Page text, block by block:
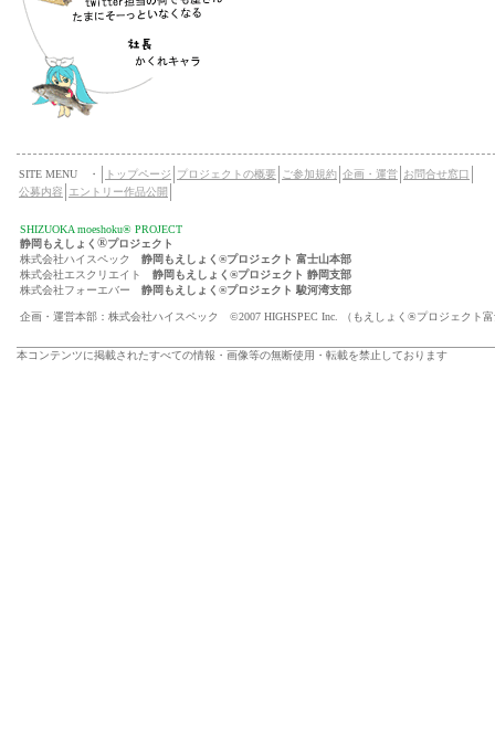
SITE MENU ・ トップページ プロジェクトの概要 ご参加規約 企画・運営 お問合せ窓口
公募内容
エントリー作品公開
SHIZUOKA moeshoku® PROJECT
静岡もえしょく ®プロジェクト
株式会社ハイスペック 静岡もえしょく®プロジェクト 富士山本部
株式会社エスクリエイト 静岡もえしょく®プロジェクト 静岡支部
株式会社フォーエバー 静岡もえしょく®プロジェクト 駿河湾支部
企画・運営本部：株式会社ハイスペック ©2007 HIGHSPEC Inc. （もえしょく®プロジェクト
本コンテンツに掲載されたすべての情報・画像等の無断使用・転載を禁止しております